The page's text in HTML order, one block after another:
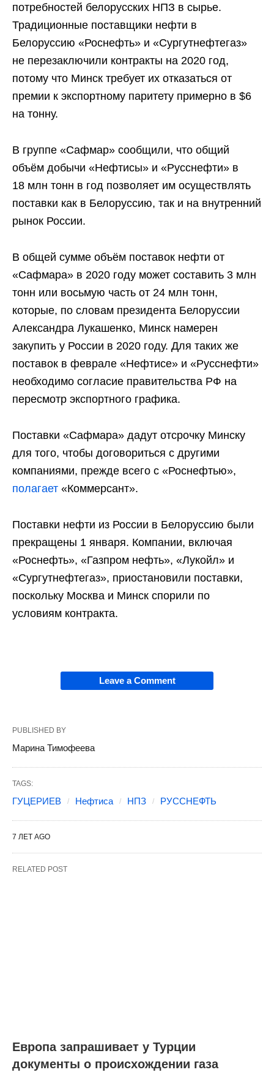
потребностей белорусских НПЗ в сырье.
Традиционные поставщики нефти в
Белоруссию «Роснефть» и «Сургутнефтегаз»
не перезаключили контракты на 2020 год,
потому что Минск требует их отказаться от
премии к экспортному паритету примерно в $6
на тонну.
В группе «Сафмар» сообщили, что общий
объём добычи «Нефтисы» и «Русснефти» в
18 млн тонн в год позволяет им осуществлять
поставки как в Белоруссию, так и на внутренний
рынок России.
В общей сумме объём поставок нефти от
«Сафмара» в 2020 году может составить 3 млн
тонн или восьмую часть от 24 млн тонн,
которые, по словам президента Белоруссии
Александра Лукашенко, Минск намерен
закупить у России в 2020 году. Для таких же
поставок в феврале «Нефтисе» и «Русснефти»
необходимо согласие правительства РФ на
пересмотр экспортного графика.
Поставки «Сафмара» дадут отсрочку Минску
для того, чтобы договориться с другими
компаниями, прежде всего c «Роснефтью»,
полагает «Коммерсант».
Поставки нефти из России в Белоруссию были
прекращены 1 января. Компании, включая
«Роснефть», «Газпром нефть», «Лукойл» и
«Сургутнефтегаз», приостановили поставки,
поскольку Москва и Минск спорили по
условиям контракта.
Leave a Comment
PUBLISHED BY
Марина Тимофеева
TAGS:
ГУЦЕРИЕВ Нефтиса НПЗ РУССНЕФТЬ
7 ЛЕТ AGO
RELATED POST
Европа запрашивает у Турции
документы о происхождении газа